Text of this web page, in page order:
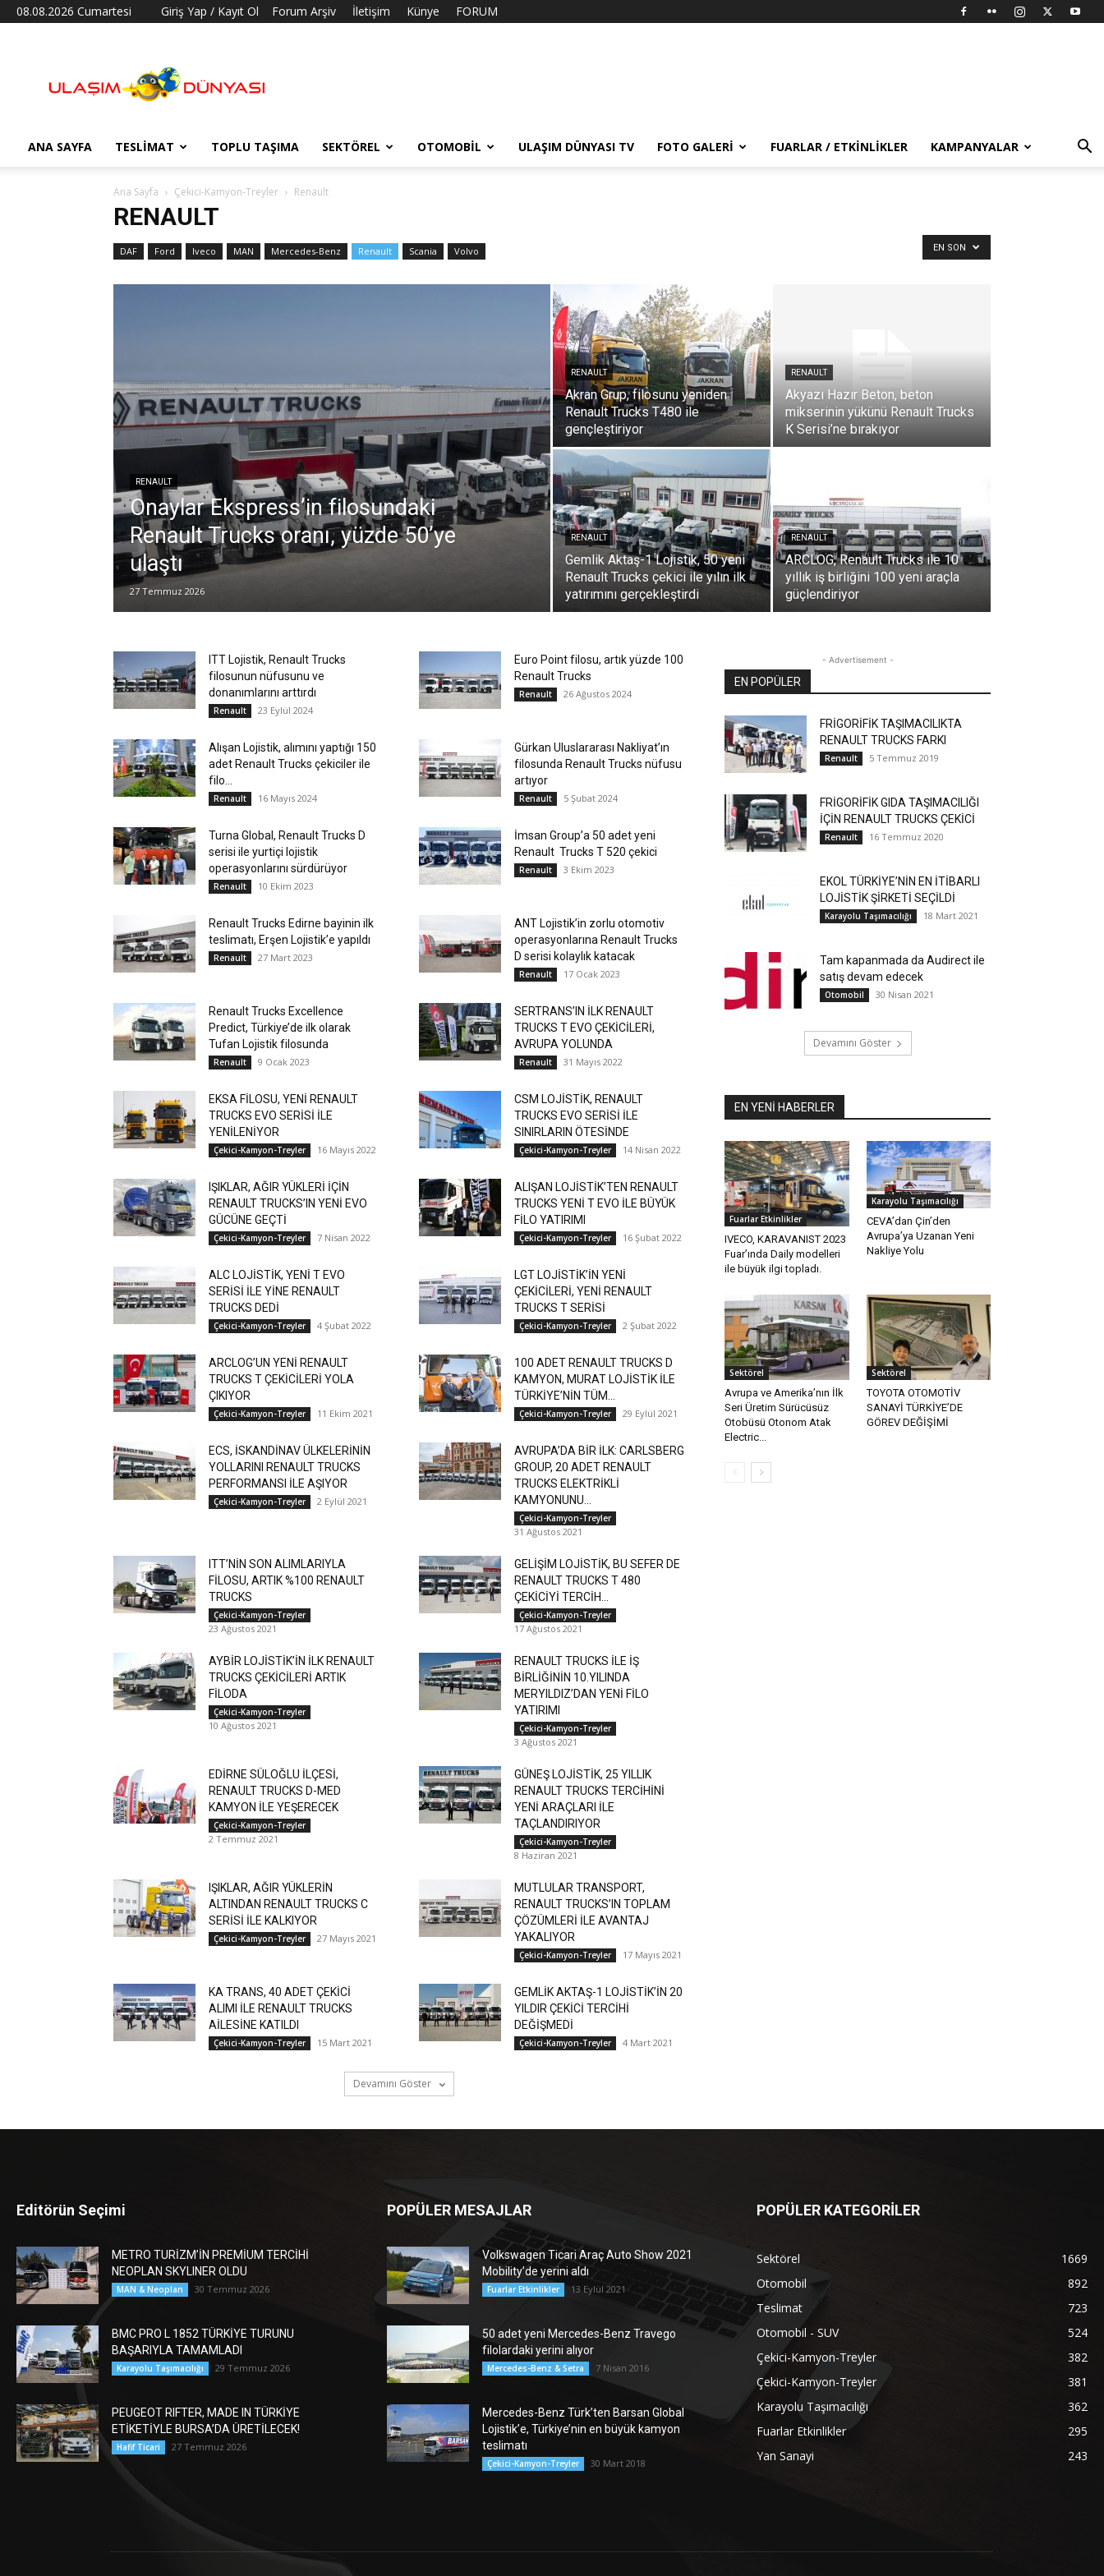
08.08.2026 Cumartesi Giriş Yap / Kayıt Ol Forum Arşiv İletişim Künye FORUM
Dünyası
ANA SAYFA TESLIMAT TOPLU TAŞIMA SEKTÖREL OTOMOBIL ULAŞIM DÜNYASI TV FOTO GALERI FUARLAR / ETKINLIKLER KAMPANYALAR
Ana Sayfa Çekici-Kamyon-Treyler Renault
RENAULT
DAF Ford Iveco MAN Mercedes-Benz Renault Scania Volvo EN SON
RENAULT
Onaylar Ekspress’in filosundaki
Renault Trucks oranı, yüzde 50’ye
ulaştı
27 Temmuz 2026
RENAULT
Akran Grup, filosunu yeniden
Renault Trucks T480 ile
gençleştiriyor
RENAULT
Akyazı Hazır Beton, beton
mikserinin yükünü Renault Trucks
K Serisi’ne bırakıyor
RENAULT
Gemlik Aktaş-1 Lojistik, 50 yeni
Renault Trucks çekici ile yılın ilk
yatırımını gerçekleştirdi
RENAULT
ARCLOG, Renault Trucks ile 10
yıllık iş birliğini 100 yeni araçla
güçlendiriyor
ITT Lojistik, Renault Trucks
filosunun nüfusunu ve
donanımlarını arttırdı
Renault 23 Eylül 2024
Euro Point filosu, artık yüzde 100
Renault Trucks
Renault 26 Ağustos 2024
Alışan Lojistik, alımını yaptığı 150
adet Renault Trucks çekiciler ile
filo...
Renault 16 Mayıs 2024
Gürkan Uluslararası Nakliyat’ın
filosunda Renault Trucks nüfusu
artıyor
Renault 5 Şubat 2024
Turna Global, Renault Trucks D
serisi ile yurtiçi lojistik
operasyonlarını sürdürüyor
Renault 10 Ekim 2023
İmsan Group’a 50 adet yeni
Renault Trucks T 520 çekici
Renault 3 Ekim 2023
Renault Trucks Edirne bayinin ilk
teslimatı, Erşen Lojistik’e yapıldı
Renault 27 Mart 2023
ANT Lojistik’in zorlu otomotiv
operasyonlarına Renault Trucks
D serisi kolaylık katacak
Renault 17 Ocak 2023
Renault Trucks Excellence
Predict, Türkiye’de ilk olarak
Tufan Lojistik filosunda
Renault 9 Ocak 2023
SERTRANS’IN İLK RENAULT
TRUCKS T EVO ÇEKİCİLERİ,
AVRUPA YOLUNDA
Renault 31 Mayıs 2022
EKSA FİLOSU, YENİ RENAULT
TRUCKS EVO SERİSİ İLE
YENİLENİYOR
Çekici-Kamyon-Treyler 16 Mayıs 2022
CSM LOJİSTİK, RENAULT
TRUCKS EVO SERİSİ İLE
SINIRLARIN ÖTESİNDE
Çekici-Kamyon-Treyler 14 Nisan 2022
IŞIKLAR, AĞIR YÜKLERİ İÇİN
RENAULT TRUCKS’IN YENİ EVO
GÜCÜNE GEÇTİ
Çekici-Kamyon-Treyler 7 Nisan 2022
ALIŞAN LOJİSTİK’TEN RENAULT
TRUCKS YENİ T EVO İLE BÜYÜK
FİLO YATIRIMI
Çekici-Kamyon-Treyler 16 Şubat 2022
ALC LOJİSTİK, YENİ T EVO
SERİSİ İLE YİNE RENAULT
TRUCKS DEDİ
Çekici-Kamyon-Treyler 4 Şubat 2022
LGT LOJİSTİK’İN YENİ
ÇEKİCİLERİ, YENİ RENAULT
TRUCKS T SERİSİ
Çekici-Kamyon-Treyler 2 Şubat 2022
ARCLOG’UN YENİ RENAULT
TRUCKS T ÇEKİCİLERİ YOLA
ÇIKIYOR
Çekici-Kamyon-Treyler 11 Ekim 2021
100 ADET RENAULT TRUCKS D
KAMYON, MURAT LOJİSTİK İLE
TÜRKİYE’NİN TÜM...
Çekici-Kamyon-Treyler 29 Eylül 2021
ECS, İSKANDİNAV ÜLKELERİNİN
YOLLARINI RENAULT TRUCKS
PERFORMANSI İLE AŞIYOR
Çekici-Kamyon-Treyler 2 Eylül 2021
AVRUPA’DA BİR İLK: CARLSBERG
GROUP, 20 ADET RENAULT
TRUCKS ELEKTRİKLİ
KAMYONUNU...
Çekici-Kamyon-Treyler
31 Ağustos 2021
ITT’NİN SON ALIMLARIYLA
FİLOSU, ARTIK %100 RENAULT
TRUCKS
Çekici-Kamyon-Treyler
23 Ağustos 2021
GELİŞİM LOJİSTİK, BU SEFER DE
RENAULT TRUCKS T 480
ÇEKİCİYİ TERCİH...
Çekici-Kamyon-Treyler
17 Ağustos 2021
AYBİR LOJİSTİK’İN İLK RENAULT
TRUCKS ÇEKİCİLERİ ARTIK
FİLODA
Çekici-Kamyon-Treyler
10 Ağustos 2021
RENAULT TRUCKS İLE İŞ
BİRLİĞİNİN 10.YILINDA
MERYILDIZ’DAN YENİ FİLO
YATIRIMI
Çekici-Kamyon-Treyler
3 Ağustos 2021
EDİRNE SÜLOĞLU İLÇESİ,
RENAULT TRUCKS D-MED
KAMYON İLE YEŞERECEK
Çekici-Kamyon-Treyler
2 Temmuz 2021
GÜNEŞ LOJİSTİK, 25 YILLIK
RENAULT TRUCKS TERCİHİNİ
YENİ ARAÇLARI İLE
TAÇLANDIRIYOR
Çekici-Kamyon-Treyler
8 Haziran 2021
IŞIKLAR, AĞIR YÜKLERİN
ALTINDAN RENAULT TRUCKS C
SERİSİ İLE KALKIYOR
Çekici-Kamyon-Treyler 27 Mayıs 2021
MUTLULAR TRANSPORT,
RENAULT TRUCKS’IN TOPLAM
ÇÖZÜMLERİ İLE AVANTAJ
YAKALIYOR
Çekici-Kamyon-Treyler 17 Mayıs 2021
KA TRANS, 40 ADET ÇEKİCİ
ALIMI İLE RENAULT TRUCKS
AİLESİNE KATILDI
Çekici-Kamyon-Treyler 15 Mart 2021
GEMLİK AKTAŞ-1 LOJİSTİK’İN 20
YILDIR ÇEKİCİ TERCİHİ
DEĞİŞMEDİ
Çekici-Kamyon-Treyler 4 Mart 2021
Devamını Göster
- Advertisement -
EN POPÜLER
FRİGORİFİK TAŞIMACILIKTA
RENAULT TRUCKS FARKI
Renault 5 Temmuz 2019
FRİGORİFİK GIDA TAŞIMACILIĞI
İÇİN RENAULT TRUCKS ÇEKİCİ
Renault 16 Temmuz 2020
EKOL TÜRKİYE’NİN EN İTİBARLI
LOJİSTİK ŞİRKETİ SEÇİLDİ
Karayolu Taşımacılığı 18 Mart 2021
Tam kapanmada da Audirect ile
satış devam edecek
Otomobil 30 Nisan 2021
Devamını Göster
EN YENİ HABERLER
Fuarlar Etkinlikler
IVECO, KARAVANIST 2023
Fuar’ında Daily modelleri
ile büyük ilgi topladı.
Karayolu Taşımacılığı
CEVA’dan Çin’den
Avrupa’ya Uzanan Yeni
Nakliye Yolu
Sektörel
Avrupa ve Amerika’nın İlk
Seri Üretim Sürücüsüz
Otobüsü Otonom Atak
Electric...
Sektörel
TOYOTA OTOMOTİV
SANAYİ TÜRKİYE’DE
GÖREV DEĞİŞİMİ
Editörün Seçimi
METRO TURİZM’İN PREMİUM TERCİHİ
NEOPLAN SKYLINER OLDU
MAN & Neoplan 30 Temmuz 2026
BMC PRO L 1852 TÜRKİYE TURUNU
BAŞARIYLA TAMAMLADI
Karayolu Taşımacılığı 29 Temmuz 2026
PEUGEOT RIFTER, MADE IN TÜRKİYE
ETİKETİYLE BURSA’DA ÜRETİLECEK!
Hafif Ticari 27 Temmuz 2026
POPÜLER MESAJLAR
Volkswagen Ticari Araç Auto Show 2021
Mobility’de yerini aldı
Fuarlar Etkinlikler 13 Eylül 2021
50 adet yeni Mercedes-Benz Travego
filolardaki yerini alıyor
Mercedes-Benz & Setra 7 Nisan 2016
Mercedes-Benz Türk’ten Barsan Global
Lojistik’e, Türkiye’nin en büyük kamyon
teslimatı
Çekici-Kamyon-Treyler 30 Mart 2018
POPÜLER KATEGORİLER
Sektörel
1669
Otomobil
892
Teslimat
723
Otomobil - SUV
524
Çekici-Kamyon-Treyler
382
Çekici-Kamyon-Treyler
381
Karayolu Taşımacılığı
362
Fuarlar Etkinlikler
295
Yan Sanayi
243